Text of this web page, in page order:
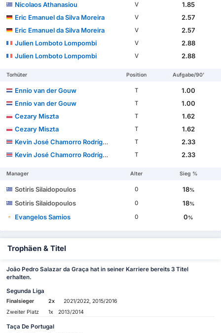
Nicolaos Athanasiou
V
1.85
Eric Emanuel da Silva Moreira
V
2.57
Eric Emanuel da Silva Moreira
V
2.57
Julien Lomboto Lompombi
V
2.88
Julien Lomboto Lompombi
V 2.88
Torhüter Position Aufgabe/90'
Ennio van der Gouw T
1.00
Ennio van der Gouw
T
1.00
Cezary Miszta
T
1.62
Cezary Miszta
T
1.62
Kevin José Chamorro Rodríguez
T
2.33
Kevin José Chamorro Rodríguez
T 2.33
Manager Alter Sieg %
Sotiris Silaidopoulos 0 18%
Sotiris Silaidopoulos 0 18%
Evangelos Samios 0 0%
Trophäen & Titel
João Pedro Salazar da Graça hat in seiner Karriere bereits 3 Titel
erhalten.
Segunda Liga
Finalsieger 2x
2021/2022, 2015/2016
Zweiter Platz
1x 2013/2014
Taça De Portugal